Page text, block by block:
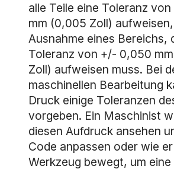
alle Teile eine Toleranz von
mm (0,005 Zoll)
Ausnahme eines Bereichs,
Toleranz von +/- 0,050
Zoll) aufweisen muss. Bei
maschinellen Bearbeitung
Druck einige Toleranzen
vorgeben. Ein Maschinist
diesen Aufdruck ansehen
Code anpassen oder wie
Werkzeug bewegt, um